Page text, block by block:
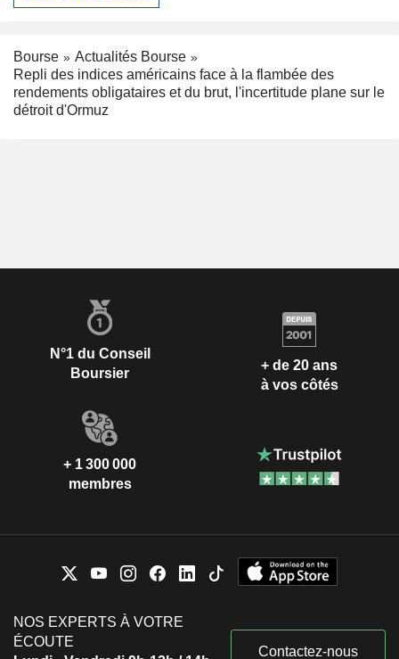
Bourse
Actualités Bourse
Repli des indices américains face à la flambée des
rendements obligataires et du brut, l'incertitude plane sur le
détroit d'Ormuz
N°1 du Conseil
Boursier
+ de 20 ans
à vos côtés
+ 1 300 000
membres
NOS EXPERTS À VOTRE
ÉCOUTE
Contactez-nous